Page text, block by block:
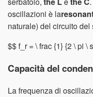
oscillazioni è la
naturale) del circuito
$$ f_r = \ frac {1} {2 \ pi \
Capacità del
La frequenza di